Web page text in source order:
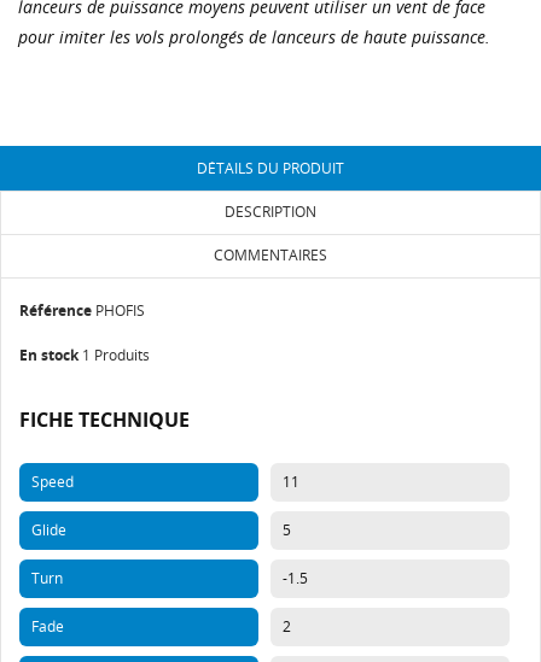
lanceurs de puissance moyens peuvent utiliser un vent de face
pour imiter les vols prolongés de lanceurs de haute puissance.
DÉTAILS DU PRODUIT
DESCRIPTION
COMMENTAIRES
Référence PHOFIS
En stock 1 Produits
FICHE TECHNIQUE
Speed 11
Glide 5
Turn -1.5
Fade 2
AJOUTER À MA LISTE D'ENVIES
add_circle_outline Créer une liste
CRÉER UNE LISTE D'ENVIES
Créer une liste d'envies
à votre liste d'envies.